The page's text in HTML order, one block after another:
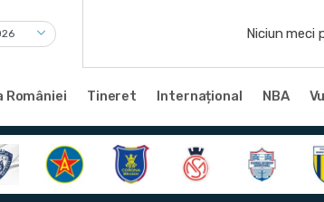
Niciun meci
României Tineret Internațional NBA